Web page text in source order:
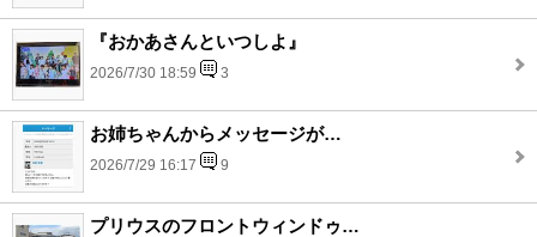
『おかあさんといつしよ』
2026/7/30 18:59 3
お姉ちゃんからメッセージが…
2026/7/29 16:17 9
プリウスのフロントウィンドゥ…